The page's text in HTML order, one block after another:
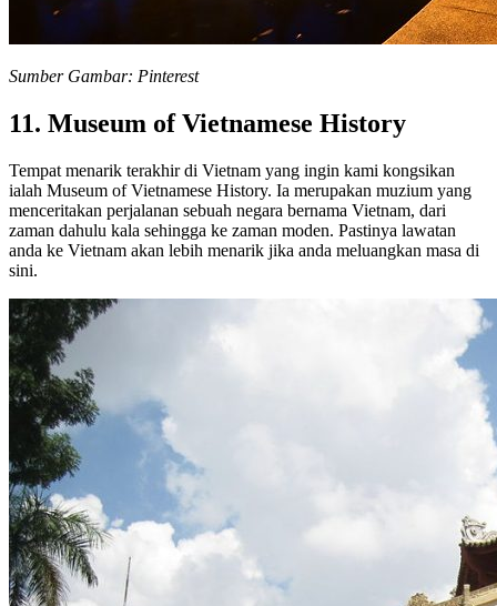
Sumber Gambar: Pinterest
11. Museum of Vietnamese History
Tempat menarik terakhir di Vietnam yang ingin kami kongsikan
ialah Museum of Vietnamese History. Ia merupakan muzium yang
menceritakan perjalanan sebuah negara bernama Vietnam, dari
zaman dahulu kala sehingga ke zaman moden. Pastinya lawatan
anda ke Vietnam akan lebih menarik jika anda meluangkan masa di
sini.